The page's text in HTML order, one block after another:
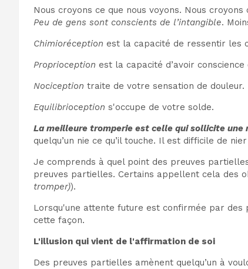
Nous croyons ce que nous voyons. Nous
Peu de gens sont conscients de l’intangible.
Chimioréception est la capacité de ressentir les
Proprioception est la capacité d’avoir conscience
Nociception traite de votre sensation de douleur.
Equilibrioception s'occupe de votre solde.
La meilleure tromperie est celle qui sollicite une
quelqu’un nie ce qu’il touche. Il est difficile de
Je comprends à quel point des preuves
preuves partielles. Certains appellent cela des
tromper)).
Lorsqu'une attente future est confirmée par des
cette façon.
L'illusion qui vient de l'affirmation de soi
Des preuves partielles amènent quelqu’un à